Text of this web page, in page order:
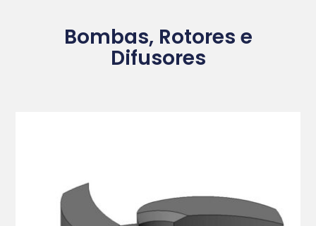
Bombas, Rotores e
Difusores